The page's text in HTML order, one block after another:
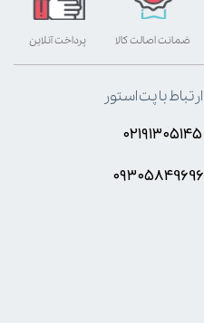
پرداخت آنلاین ضمانت اصالت کالا
ارتباط با پت استور
۰۲۱۹۱۳۰۵۱۴۵
۰۹۳۰۵8۴9696